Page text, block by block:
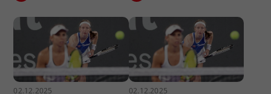
02.12.2025 02.12.2025